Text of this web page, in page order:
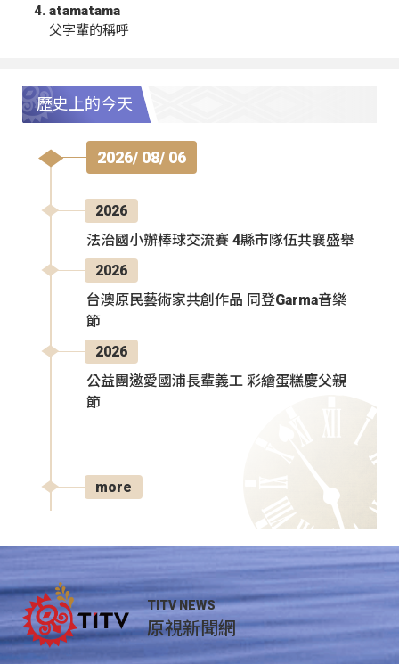
atamatama
父字輩的稱呼
歷史上的今天
2026/ 08/ 06
2026
法治國小辦棒球交流賽 4縣市隊伍共襄盛舉
2026
台澳原民藝術家共創作品 同登Garma音樂
節
2026
公益團邀愛國浦長輩義工 彩繪蛋糕慶父親
節
more
TITV NEWS
原視新聞網